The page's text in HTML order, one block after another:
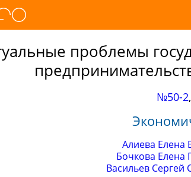
проблемы
№50-2,
Алиева Елена
Бочкова Елена
Васильев Сергей